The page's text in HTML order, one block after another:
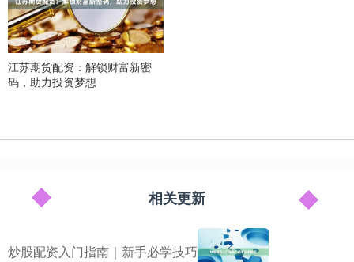
江苏期货配资：解锁财富新密
码，助力投资梦想
相关更新
炒股配资入门指南｜新手必学技巧